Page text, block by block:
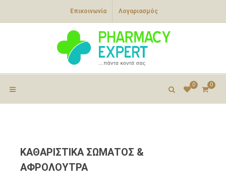
Επικοινωνία Λογαριασμός
0
0
ΚΑΘΑΡΙΣΤΙΚΑ ΣΩΜΑΤΟΣ &
ΑΦΡΟΛΟΥΤΡΑ